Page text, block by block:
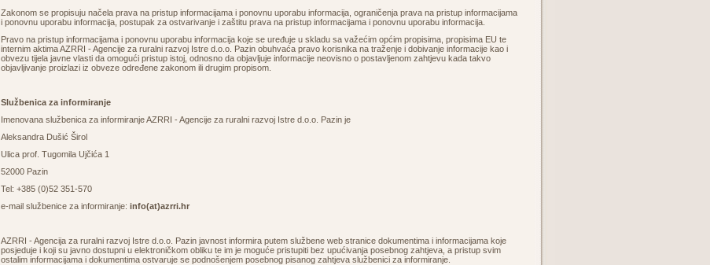
Zakonom se propisuju načela prava na pristup informacijama i ponovnu uporabu informacija, ograničenja prava na pristup informacijama
i ponovnu uporabu informacija, postupak za ostvarivanje i zaštitu prava na pristup informacijama i ponovnu uporabu informacija.
Pravo na pristup informacijama i ponovnu uporabu informacija koje se uređuje u skladu sa važećim općim propisima, propisima EU te
internim aktima AZRRI - Agencije za ruralni razvoj Istre d.o.o. Pazin obuhvaća pravo korisnika na traženje i dobivanje informacije kao i
obvezu tijela javne vlasti da omogući pristup istoj, odnosno da objavljuje informacije neovisno o postavljenom zahtjevu kada takvo
objavljivanje proizlazi iz obveze određene zakonom ili drugim propisom.
Službenica za informiranje
Imenovana službenica za informiranje AZRRI - Agencije za ruralni razvoj Istre d.o.o. Pazin je
Aleksandra Dušić Širol
Ulica prof. Tugomila Ujčića 1
52000 Pazin
Tel: +385 (0)52 351-570
e-mail službenice za informiranje: info(at)azrri.hr
AZRRI - Agencija za ruralni razvoj Istre d.o.o. Pazin javnost informira putem službene web stranice dokumentima i informacijama koje
posjeduje i koji su javno dostupni u elektroničkom obliku te im je moguće pristupiti bez upućivanja posebnog zahtjeva, a pristup svim
ostalim informacijama i dokumentima ostvaruje se podnošenjem posebnog pisanog zahtjeva službenici za informiranje.